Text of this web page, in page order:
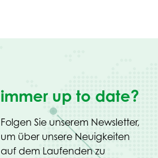
immer up to date?
Folgen Sie unserem Newsletter,
um über unsere Neuigkeiten
auf dem Laufenden zu